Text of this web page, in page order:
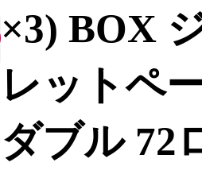
×3) BOX
レットペ
ダブル 72